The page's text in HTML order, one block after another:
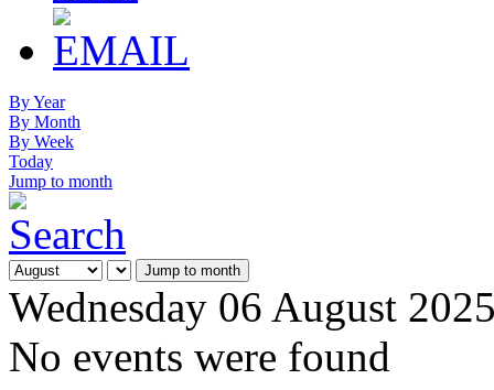
By Year
By Month
By Week
Today
Jump to month
Jump to month
Wednesday 06 August
No events were found